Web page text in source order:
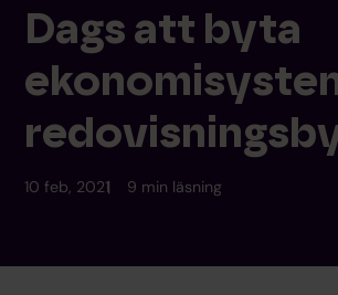
Dags att byta
10 feb, 2021 9 min läsning